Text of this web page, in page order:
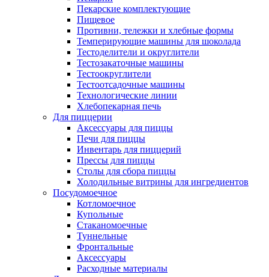
Пекарские комплектующие
Пищевое
Противни, тележки и хлебные формы
Темперирующие машины для шоколада
Тестоделители и округлители
Тестозакаточные машины
Тестоокруглители
Тестоотсадочные машины
Технологические линии
Хлебопекарная печь
Для пиццерии
Аксессуары для пиццы
Печи для пиццы
Инвентарь для пиццерий
Прессы для пиццы
Столы для сбора пиццы
Холодильные витрины для ингредиентов
Посудомоечное
Котломоечное
Купольные
Стаканомоечные
Туннельные
Фронтальные
Аксессуары
Расходные материалы